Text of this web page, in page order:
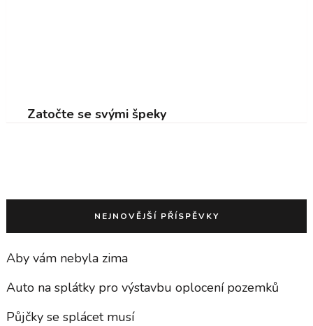
Zatočte se svými špeky
NEJNOVĚJŠÍ PŘÍSPĚVKY
Aby vám nebyla zima
Auto na splátky pro výstavbu oplocení pozemků
Půjčky se splácet musí